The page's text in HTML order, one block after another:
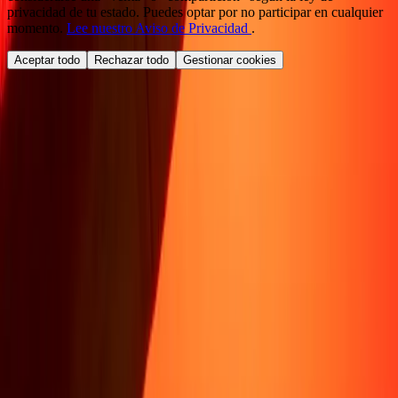
privacidad de tu estado. Puedes optar por no participar en cualquier
momento. Lee nuestro Aviso de Privacidad .
Aceptar todo Rechazar todo Gestionar cookies